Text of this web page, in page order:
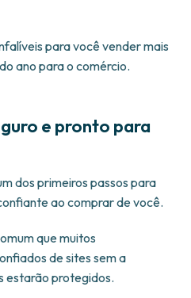
para você vender mais
ano para o comércio.
e pronto para
dos primeiros passos para
ao comprar de você.
que muitos
de sites sem a
estarão protegidos.